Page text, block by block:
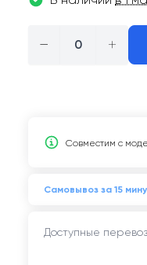
− +
Совместим c
Самовывоз за 15
Доступные